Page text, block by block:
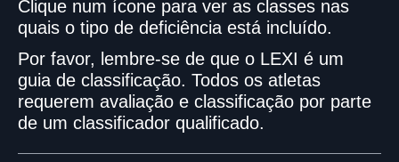
Clique num ícone para ver as classes nas
quais o tipo de deficiência está incluído.
Por favor, lembre-se de que o LEXI é um
guia de classificação. Todos os atletas
requerem avaliação e classificação por parte
de um classificador qualificado.